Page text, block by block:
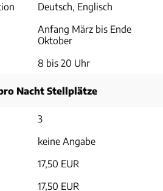
Deutsch, Englisch
Anfang März bis Ende
Oktober
8 bis 20 Uhr
Nacht Stellplätze
3
keine Angabe
17,50 EUR
17,50 EUR